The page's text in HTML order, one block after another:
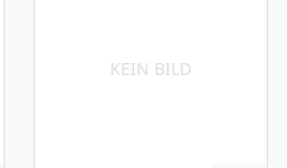
KEIN BILD